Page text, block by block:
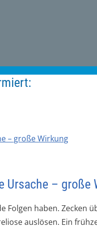
Ursache – große
Folgen haben. Zecken
auslösen. Ein